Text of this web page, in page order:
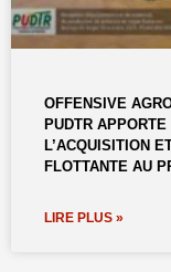
OFFENSIVE
PUDTR
L’ACQUISITION
FLOTTANTE AU
LIRE PLUS »